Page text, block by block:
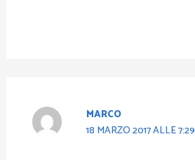
MARCO
18 MARZO 2017 ALLE 7:29